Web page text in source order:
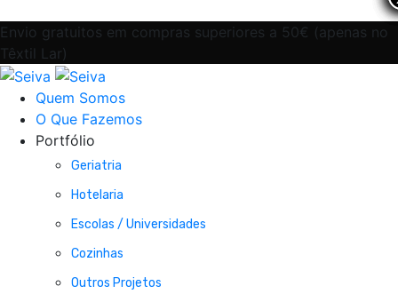
Envio gratuitos em compras superiores a 50€ (apenas no
Têxtil Lar)
Quem Somos
O Que Fazemos
Portfólio
Geriatria
Hotelaria
Escolas / Universidades
Cozinhas
Outros Projetos